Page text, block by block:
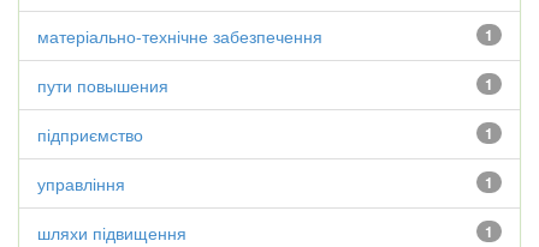
1
матеріально-технічне забезпечення
1
пути повышения
1
підприємство
1
управління
1
шляхи підвищення